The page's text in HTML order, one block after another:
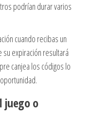
podrían durar varios
cuando recibas un
su expiración resultará
canjea los códigos lo
juego o